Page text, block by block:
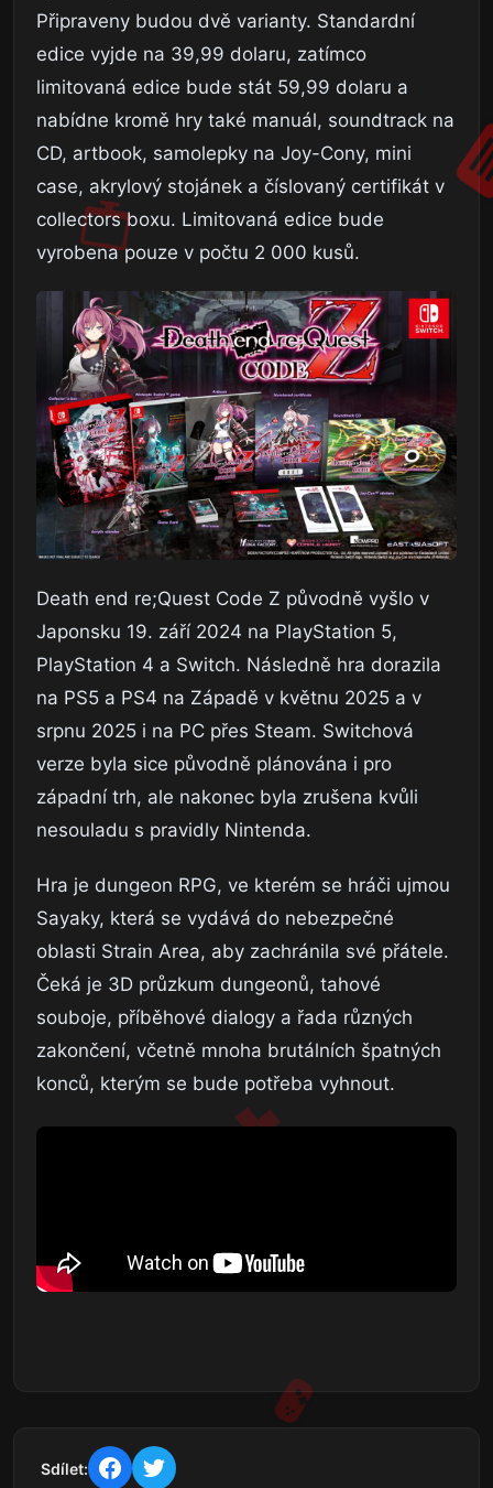
Připraveny budou dvě varianty. Standardní
edice vyjde na 39,99 dolaru, zatímco
limitovaná edice bude stát 59,99 dolaru a
nabídne kromě hry také manuál, soundtrack na
CD, artbook, samolepky na Joy-Cony, mini
case, akrylový stojánek a číslovaný certifikát v
collectors boxu. Limitovaná edice bude
vyrobena pouze v počtu 2 000 kusů.
Death end re;Quest Code Z původně vyšlo v
Japonsku 19. září 2024 na PlayStation 5,
PlayStation 4 a Switch. Následně hra dorazila
na PS5 a PS4 na Západě v květnu 2025 a v
srpnu 2025 i na PC přes Steam. Switchová
verze byla sice původně plánována i pro
západní trh, ale nakonec byla zrušena kvůli
nesouladu s pravidly Nintenda.
Hra je dungeon RPG, ve kterém se hráči ujmou
Sayaky, která se vydává do nebezpečné
oblasti Strain Area, aby zachránila své přátele.
Čeká je 3D průzkum dungeonů, tahové
souboje, příběhové dialogy a řada různých
zakončení, včetně mnoha brutálních špatných
konců, kterým se bude potřeba vyhnout.
Sdílet: